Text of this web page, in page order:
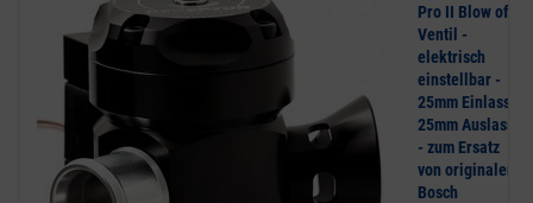
Pro II Blow off
Ventil -
elektrisch
einstellbar -
25mm Einlass,
25mm Auslass
- zum Ersatz
von originalen
Bosch